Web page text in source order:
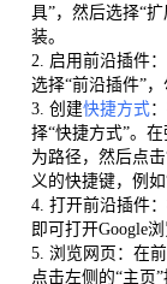
具”，然后选择“
装。
2. 启用前沿插件
选择“前沿插件”，
3. 创建快捷方式
择“快捷方式”。
为路径，然后点
义的快捷键，例如
4. 打开前沿插件
即可打开Google
5. 浏览网页：在
点击左侧的“主页